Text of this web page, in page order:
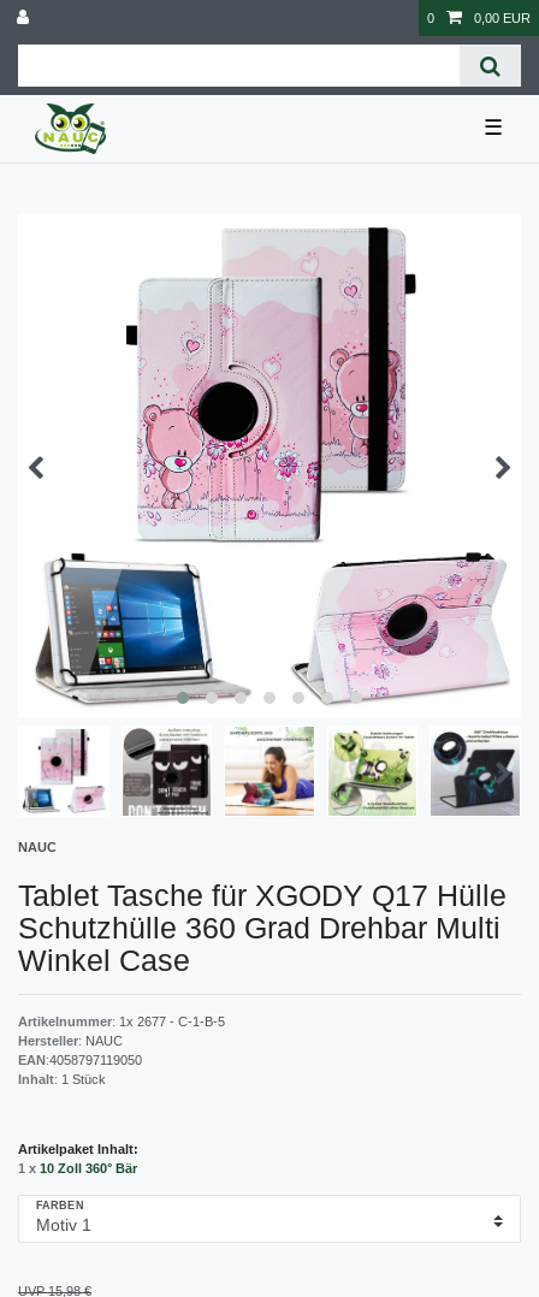
0 0,00 EUR
☰
NAUC
Tablet Tasche für XGODY Q17 Hülle
Schutzhülle 360 Grad Drehbar Multi
Winkel Case
Artikelnummer: 1x 2677 - C-1-B-5
Hersteller: NAUC
EAN:4058797119050
Inhalt: 1 Stück
Artikelpaket Inhalt:
1 x 10 Zoll 360° Bär
FARBEN
UVP 15,98 €